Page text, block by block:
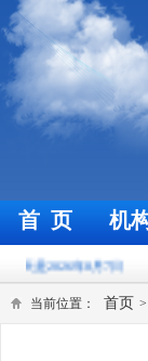
首 页 机
当前位置： 首页 >